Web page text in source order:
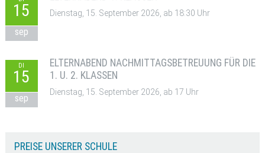
15
sep
Dienstag, 15. September 2026, ab 18:30 Uhr
DI
15
sep
ELTERNABEND NACHMITTAGSBETREUUNG FÜR DIE
1. U. 2. KLASSEN
Dienstag, 15. September 2026, ab 17 Uhr
PREISE UNSERER SCHULE